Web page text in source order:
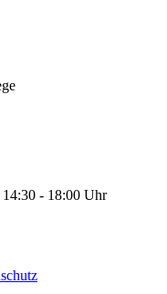
- 18:00 Uhr